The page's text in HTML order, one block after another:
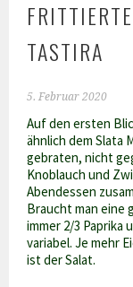
TASTIRA
5. Februar 2020
Auf den ersten
ähnlich dem Slata
gebraten, nicht
Knoblauch und
Abendessen
Braucht man eine
immer 2/3 Paprika
variabel. Je mehr
ist der Salat.